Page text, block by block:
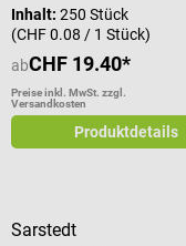
Inhalt: 250 Stück
(CHF 0.08 / 1 Stück)
abCHF 19.40*
Preise inkl. MwSt. zzgl.
Versandkosten
Produktdetails
Sarstedt